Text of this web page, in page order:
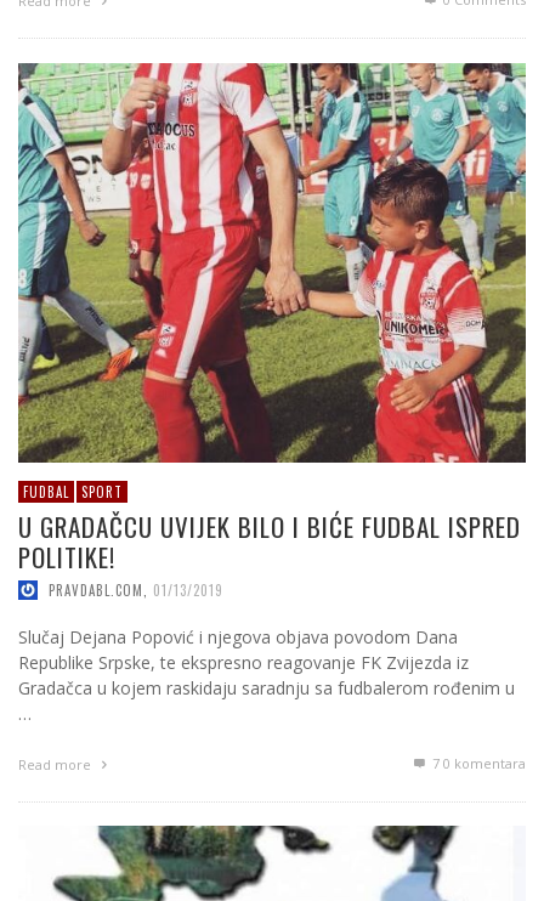
FUDBAL SPORT
U GRADAČCU UVIJEK BILO I BIĆE FUDBAL ISPRED
POLITIKE!
PRAVDABL.COM 01/13/2019
Slučaj Dejana Popović i njegova objava povodom Dana
Republike Srpske, te ekspresno reagovanje FK Zvijezda iz
Gradačca u kojem raskidaju saradnju sa fudbalerom rođenim u
…
Read more 7 0 komentara